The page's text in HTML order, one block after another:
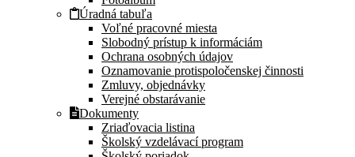
Úradná tabuľa
Voľné pracovné miesta
Slobodný prístup k informáciám
Ochrana osobných údajov
Oznamovanie protispoločenskej činnosti
Zmluvy, objednávky
Verejné obstarávanie
Dokumenty
Zriaďovacia listina
Školský vzdelávací program